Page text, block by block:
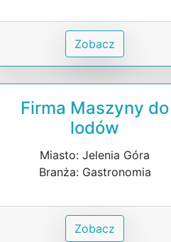
Zobacz
Firma Maszyny do
lodów
Miasto: Jelenia Góra
Branża: Gastronomia
Zobacz